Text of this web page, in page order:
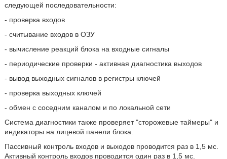
следующей последовательности:
- проверка входов
- считывание входов в ОЗУ
- вычисление реакций блока на входные сигналы
- периодические проверки - активная диагностика выходов
- вывод выходных сигналов в регистры ключей
- проверка выходных ключей
- обмен с соседним каналом и по локальной сети
Система диагностики также проверяет "сторожевые таймеры" и
индикаторы на лицевой панели блока.
Пассивный контроль входов и выходов проводится раз в 1,5 мс.
Активный контроль входов проводится один раз в 1,5 мс.